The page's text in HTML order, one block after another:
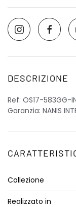
DESCRIZIONE
Ref: OS17-583GG-
Garanzia: NANIS
Collezione
Realizzato in